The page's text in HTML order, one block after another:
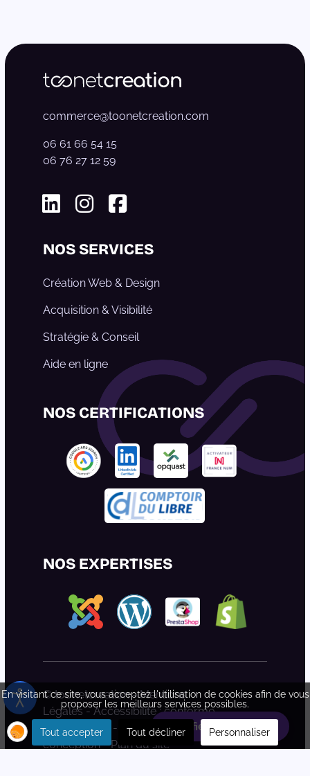
commerce@toonetcreation.com
06 61 66 54 15
06 76 27 12 59
NOS SERVICES
Création Web & Design
Acquisition & Visibilité
Stratégie & Conseil
Aide en ligne
NOS CERTIFICATIONS
NOS EXPERTISES
© toonetcreation -Mentions
Légales-Accessibilité : conforme
partiellement
-
Déclaration d'éco-
conception-Plan du site
Planifiez votre rdv
En visitant ce site, vous acceptez l'utilisation de cookies afin de vous
proposer les meilleurs services possibles.
Tout accepter Tout décliner Personnaliser